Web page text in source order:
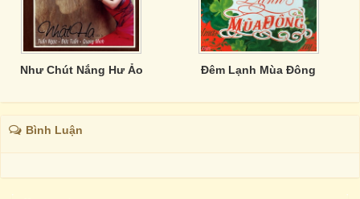
Như Chút Nắng Hư Ảo Đêm Lạnh Mùa Đông
Bình Luận